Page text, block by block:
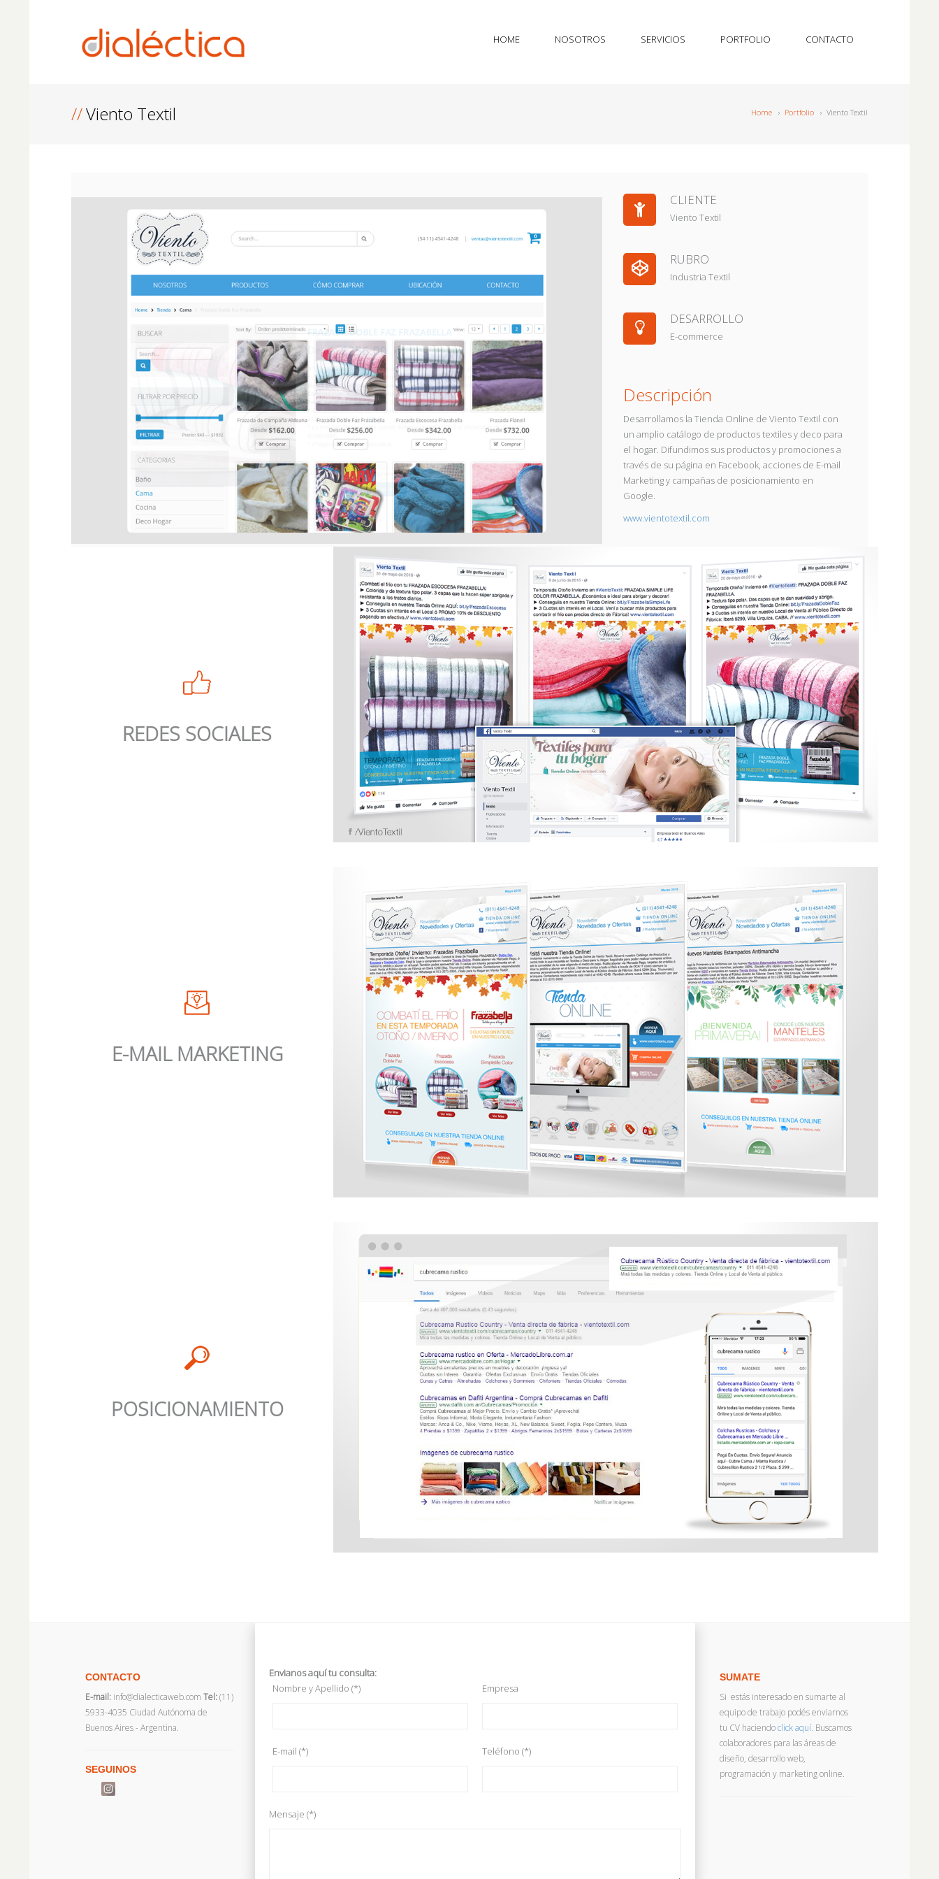
HOME NOSOTROS SERVICIOS PORTFOLIO CONTACTO
Viento Textil Home › Portfolio › Viento Textil
CLIENTE
Viento Textil
RUBRO
Industria Textil
DESARROLLO
E-commerce
Descripción
Desarrollamos la Tienda Online de Viento Textil con
un amplio catálogo de productos textiles y deco para
el hogar. Difundimos sus productos y promociones a
través de su página en Facebook, acciones de E-mail
Marketing y campañas de posicionamiento en
Google.
www.vientotextil.com
REDES SOCIALES
E-MAIL MARKETING
POSICIONAMIENTO
CONTACTO
E-mail: info@dialecticaweb.com Tel:(11)
5933-4035 Ciudad Autónoma de
Buenos Aires - Argentina.
SEGUINOS
Envianos aquí tu consulta:
Nombre y Apellido (*)
Empresa
E-mail (*) Teléfono (*)
Mensaje (*)
SUMATE
Si estás interesado en sumarte al
equipo de trabajo podés enviarnos
tu CV haciendoclick aquí. Buscamos
colaboradores para las áreas de
diseño, desarrollo web,
programación y marketing online.